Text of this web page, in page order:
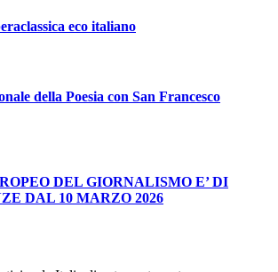
eco italiano
della Poesia con San Francesco
DEL GIORNALISMO E’ DI
DAL 10 MARZO 2026